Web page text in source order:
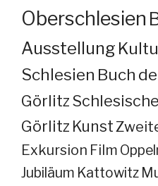
Oberschlesien
Ausstellung
Schlesien Buch
Görlitz
Görlitz Kunst
Exkursion Film
Jubiläum Kattowitz